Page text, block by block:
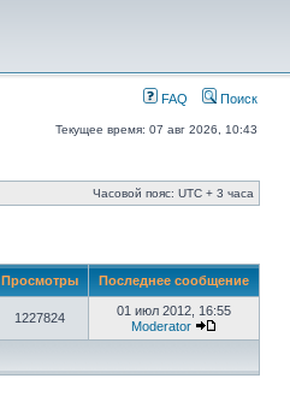
FAQ Поиск
Текущее время: 07 авг 2026, 10:43
Часовой пояс: UTC + 3 часа
Просмотры Последнее сообщение
1227824
01 июл 2012, 16:55
Moderator